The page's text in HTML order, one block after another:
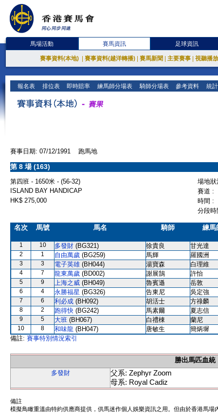
馬場活動 賽馬資訊 足球資訊
賽事資料(本地) 賽事資料(越洋轉播) 賽馬新聞 主要賽事 視聽播
報名表 排位表 即時賠率 練馬師分場表 騎師分場表 參考資料 統
賽事日期: 07/12/1991 跑馬地
第 8 場 (163)
第四班 - 1650米 - (56-32)
場地
ISLAND BAY HANDICAP
賽道 :
HK$ 275,000
時間 :
分段
名次 馬號 馬名 騎師 練馬
1 10 多發財 (BG321) 徐貴良 甘光達
2 1 自由萬歲 (BG259) 馬輝 羅國洲
3 3 電子英雄 (BH044) 湯寶森 白理維
4 7 龍東萬歲 (BD002) 謝展鵠 許怡
5 9 上海之威 (BH049) 魯賓遜 岳敦
6 4 永勝福星 (BG326) 告東尼 吳定強
7 6 利必成 (BH092) 胡活士 方祿麟
8 2 跑得快 (BG242) 馬素爾 夏志信
9 5 大班 (BH067) 白禮棟 蘭尼
10 8 和味龍 (BH047) 唐敏生
簡炳墀
備註: 賽事特別情況索引
勝出馬匹血統
多發財
父系: Zephyr Zoom
母系: Royal Cadiz
備註
模擬鳥瞰重溫由特約供應商提供，供馬迷作個人娛樂資訊之用。但由於香港馬